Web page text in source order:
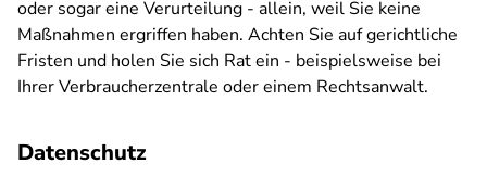
oder sogar eine Verurteilung - allein, weil Sie keine
Maßnahmen ergriffen haben. Achten Sie auf gerichtliche
Fristen und holen Sie sich Rat ein - beispielsweise bei
Ihrer Verbraucherzentrale oder einem Rechtsanwalt.
Datenschutz